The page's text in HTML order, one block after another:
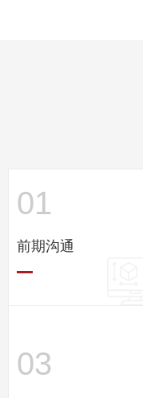
01
前期沟通
03